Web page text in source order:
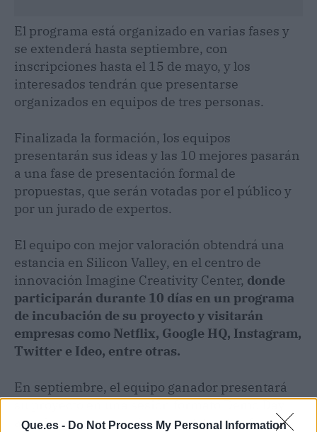
Que.es - Do Not Process My Personal Information
El programa está organizado en varias fases y
se extenderá hasta septiembre, con
inscripciones hasta el 15 de mayo, y los
interesados tendrán que presentarse
organizados en equipos de tres personas.
Finalizada la formación, los equipos
presentarán sus ideas y las 10 mejores pasarán
a una fase de presentación formal de
propuestas, que serán votadas por el público y
por un jurado de expertos.
El equipo con mejor valoración obtendrá una
estancia en Silicon Valley, en el centro de
innovación Imagine Creativity Center, donde
participarán durante 10 días en un programa
de incubación de su proyecto y visitarán
empresas como Netflix, Google HQ, Instagram,
Twitter e Ideo, entre otras.
En septiembre, el equipo ganador presentará
su proyecto en una sesión formato Demo Day
ante inversores, business angels, plataformas